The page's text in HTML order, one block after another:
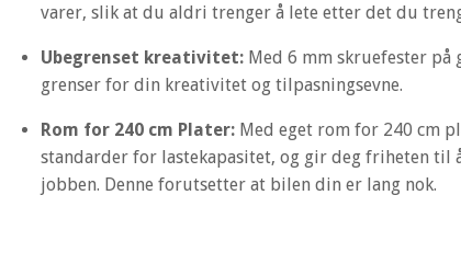
varer, slik at du aldri trenger å lete etter det du
Ubegrenset kreativitet: Med 6 mm skruefester på
grenser for din kreativitet og tilpasningsevne.
Rom for 240 cm Plater: Med eget rom for 240 cm
standarder for lastekapasitet, og gir deg friheten til
jobben. Denne forutsetter at bilen din er lang nok.